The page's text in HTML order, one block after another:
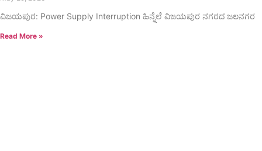
ವಿಜಯಪುರ: Power Supply Interruption ಹಿನ್ನೆಲೆ ವಿಜಯಪುರ ನಗರದ ಜಲನಗರ
Read More »